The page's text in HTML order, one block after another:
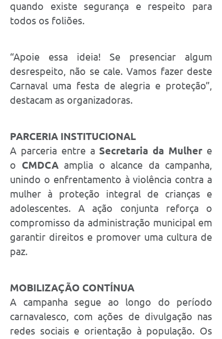
quando existe segurança e respeito para
todos os foliões.
“Apoie essa ideia! Se presenciar algum
desrespeito, não se cale. Vamos fazer deste
Carnaval uma festa de alegria e proteção”,
destacam as organizadoras.
PARCERIA INSTITUCIONAL
A parceria entre a Secretaria da Mulher e
o CMDCAamplia o alcance da campanha,
unindo o enfrentamento à violência contra a
mulher à proteção integral de crianças e
adolescentes. A ação conjunta reforça o
compromisso da administração municipal em
garantir direitos e promover uma cultura de
paz.
MOBILIZAÇÃO CONTÍNUA
A campanha segue ao longo do período
carnavalesco, com ações de divulgação nas
redes sociais e orientação à população. Os